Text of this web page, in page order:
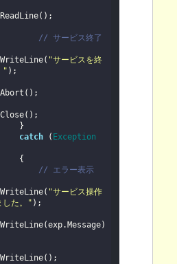
// サービス終了
"サービスを終
" );
catch (
// エラー表示
"サービス操作
した。" );